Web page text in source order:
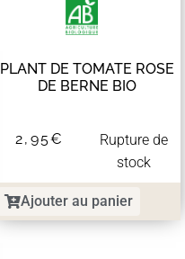
PLANT DE TOMATE ROSE
DE BERNE BIO
2,95€
Rupture de
stock
Ajouter au panier